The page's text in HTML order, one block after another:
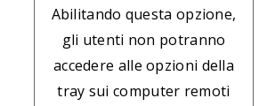
Abilitando questa opzione,
gli utenti non potranno
accedere alle opzioni della
tray sui computer remoti